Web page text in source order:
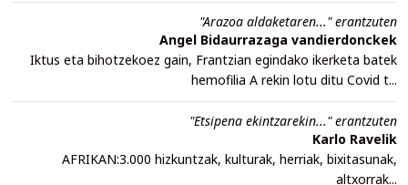
"Arazoa aldaketaren..." erantzuten
Angel Bidaurrazaga vandierdonckek
Iktus eta bihotzekoez gain, Frantzian egindako ikerketa batek
hemofilia A rekin lotu ditu Covid t...
"Etsipena ekintzarekin..." erantzuten
Karlo Ravelik
AFRIKAN:3.000 hizkuntzak, kulturak, herriak, bixitasunak,
altxorrak...